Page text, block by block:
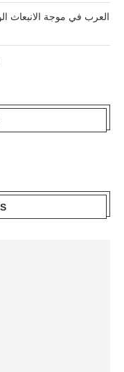
العرب في موجة الانبعاث